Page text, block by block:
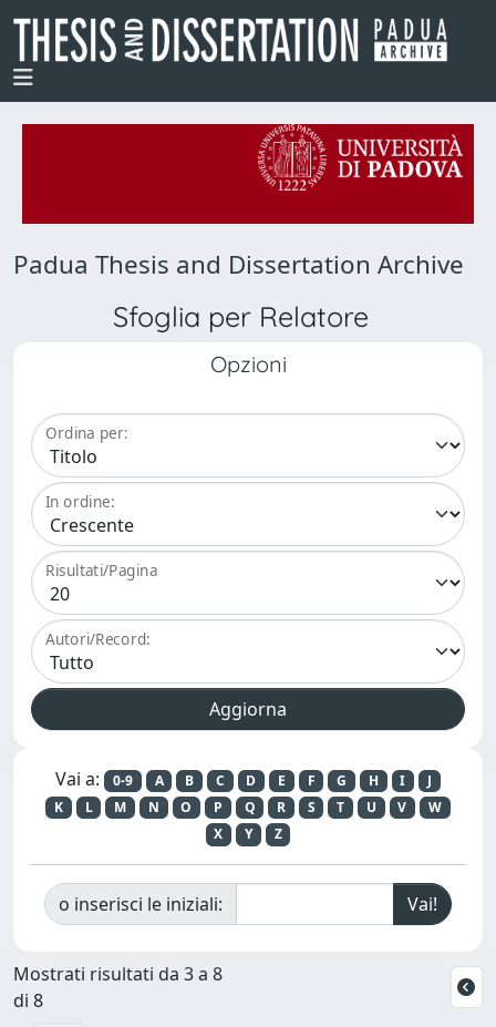
Padua Thesis and Dissertation Archive
Sfoglia per Relatore
Opzioni
Ordina per:
In ordine:
Risultati/Pagina
Autori/Record:
Vai a: 0-9 A B C D E F G H I
J
K
L M N O P Q R S T U V
W
X
Y Z
o inserisci le iniziali:
Mostrati risultati da 3 a 8
di 8